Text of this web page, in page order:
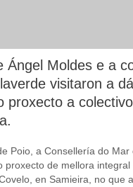
Ángel Moldes e a
visitaron a
proxecto a
Poio, a Consellería do Mar
proxecto de mellora
en Samieira, no que